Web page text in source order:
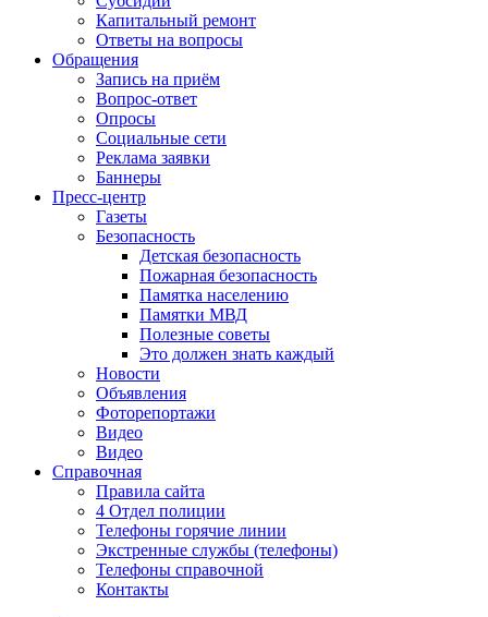
Капитальный ремонт
Ответы на вопросы
Обращения
Запись на приём
Вопрос-ответ
Опросы
Социальные сети
Реклама заявки
Баннеры
Пресс-центр
Газеты
Безопасность
Детская безопасность
Пожарная безопасность
Памятка населению
Памятки МВД
Полезные советы
Это должен знать каждый
Новости
Объявления
Фоторепортажи
Видео
Видео
Справочная
Правила сайта
4 Отдел полиции
Телефоны горячие линии
Экстренные службы (телефоны)
Телефоны справочной
Контакты